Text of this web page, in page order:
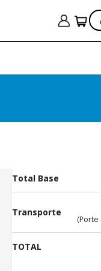
Total Base
Transporte
(Porte
TOTAL